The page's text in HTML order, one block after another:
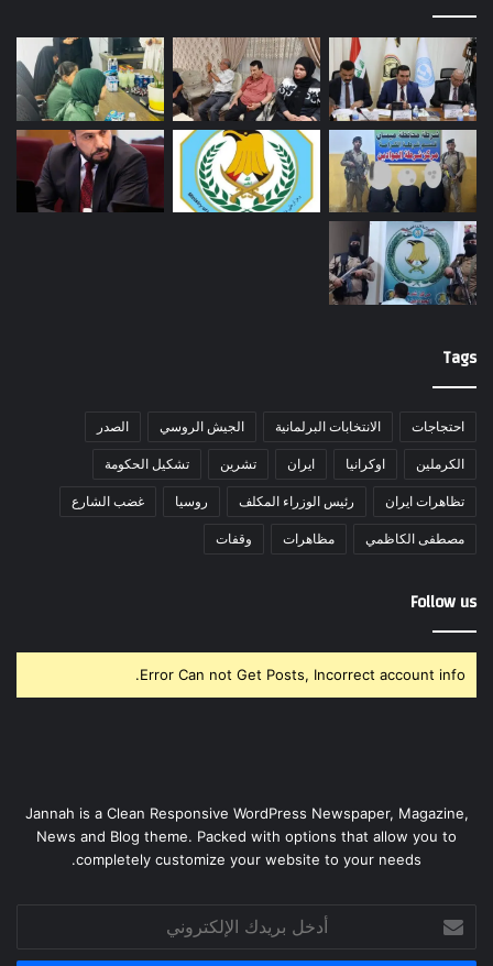
Tags
احتجاجات الانتخابات البرلمانية الجيش الروسي الصدر
الكرملين اوكرانيا ايران تشرين تشكيل الحكومة
تظاهرات ايران رئيس الوزراء المكلف روسيا غضب الشارع
مصطفى الكاظمي مظاهرات وقفات
Follow us
Error Can not Get Posts, Incorrect account info.
Jannah is a Clean Responsive WordPress Newspaper, Magazine,
News and Blog theme. Packed with options that allow you to
completely customize your website to your needs.
بريدك
الإلكتروني